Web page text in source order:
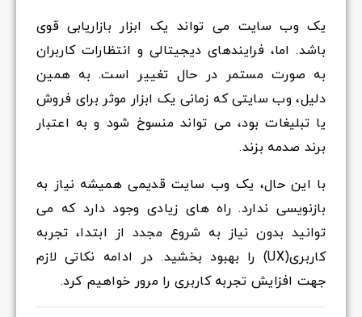
یک وب سایت می تواند یک ابزار بازاریابی قوی
باشد. اما، فرایندهای دیجیتالی و انتظارات کاربران
به صورت مستمر در حال تغییر است. به همین
دلیل، وب سایتی که زمانی یک ابزار موثر برای فروش
یا تبلیغات بود، می تواند منسوخ شود و به اعتبار
برند صدمه بزند.
با این حال، یک وب سایت قدیمی همیشه نیاز به
بازنویسی ندارد. راه های زیادی وجود دارد که می
توانید بدون نیاز به شروع مجدد از ابتدا، تجربه
کاربری(UX) را بهبود بخشید. در ادامه نکاتی لازم
جهت افزایش تجربه کاربری را مرور خواهیم کرد.